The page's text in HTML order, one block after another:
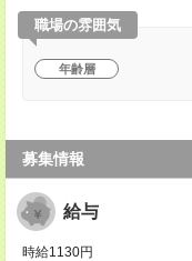
職場の雰囲気
年齢層
募集情報
給与
時給1130円